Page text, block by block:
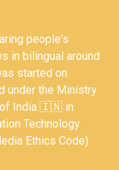
people's
in bilingual around
started on
under the Ministry
of India 🇮🇳 in
Technology
Ethics Code)